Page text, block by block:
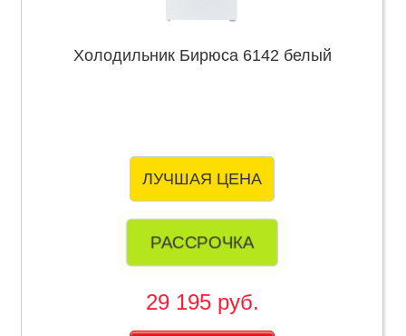
Холодильник Бирюса 6142 белый
ЛУЧШАЯ ЦЕНА
РАССРОЧКА
29 195 руб.